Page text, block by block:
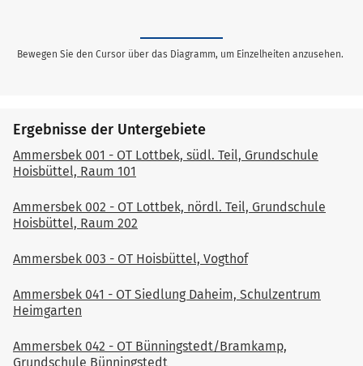
Bewegen Sie den Cursor über das Diagramm, um Einzelheiten anzusehen.
Ergebnisse der Untergebiete
Ammersbek 001 - OT Lottbek, südl. Teil, Grundschule
Hoisbüttel, Raum 101
Ammersbek 002 - OT Lottbek, nördl. Teil, Grundschule
Hoisbüttel, Raum 202
Ammersbek 003 - OT Hoisbüttel, Vogthof
Ammersbek 041 - OT Siedlung Daheim, Schulzentrum
Heimgarten
Ammersbek 042 - OT Bünningstedt/Bramkamp,
Grundschule Bünningstedt